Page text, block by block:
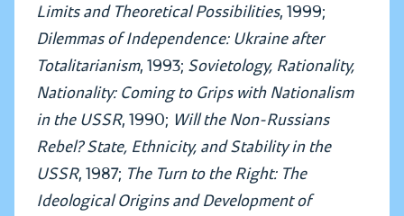
Limits and Theoretical Possibilities, 1999;
Dilemmas of Independence: Ukraine after
Totalitarianism, 1993; Sovietology, Rationality,
Nationality: Coming to Grips with Nationalism
in the USSR, 1990; Will the Non-Russians
Rebel? State, Ethnicity, and Stability in the
USSR, 1987; The Turn to the Right: The
Ideological Origins and Development of